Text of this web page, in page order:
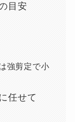
目安
強剪定で小
任せて